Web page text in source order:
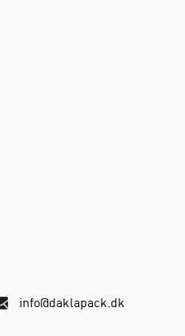
info@daklapack.dk